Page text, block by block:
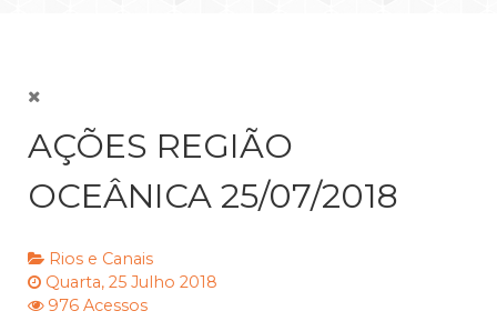
AÇÕES REGIÃO
OCEÂNICA 25/07/2018
Rios e Canais
Quarta, 25 Julho 2018
976 Acessos